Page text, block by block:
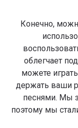
Конечно,
облегчает
можете
держать ваши
песнями. Мы
поэтому мы